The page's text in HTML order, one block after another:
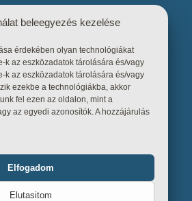
beleegyezés kezelése
érdekében olyan technológiákat
k az eszközadatok tárolására és/vagy
k az eszközadatok tárolására és/vagy
ezekbe a technológiákba, akkor
fel ezen az oldalon, mint a
az egyedi azonosítók. A hozzájárulás
Elfogadom
Elutasitom